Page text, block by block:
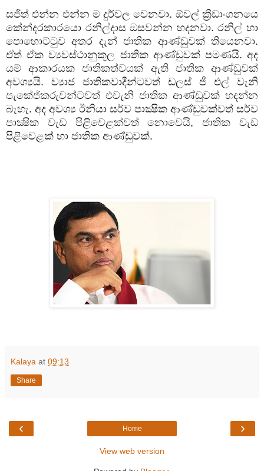
සජිත් එන්න එන්න ම දුර්වල වෙනවා. ඕවල් ක්‍රීඩාංගනයෙ
කේන්දරකාරයො රනිල්දාස ඔසවන්න හදනවා. රනිල් හා
පොහොට්ටුව අතර දැන් ජාතික ආණ්ඩුවක් තියෙනවා.
ඒත් ඒක ව්‍යවස්ථානුකූල ජාතික ආණ්ඩුවක් පමණයි. අද
යම් ආකාරයක ජාතිකත්වයක් ඇති ජාතික ආණ්ඩුවක්
අවශ්‍යයි. ව්‍යාජ ජාතිකවාදීන්ටවත් ඩලස් ජී එල් වැනි
පැකේජ්කරුවන්ටවත් එවැනි ජාතික ආණ්ඩුවක් හදන්න
බැහැ. අද අවශ්‍ය ඊනියා සර්ව පාක්‍ෂික ආණ්ඩුවක්වත් සර්ව
පාක්‍ෂික වැඩ පිළිවෙළක්වත් නොවෙයි,ජාතික වැඩ
පිළිවෙළක් හා ජාතික ආණ්ඩුවක්.
Kalaya at 09:13
Share
‹ ›
Home
View web version